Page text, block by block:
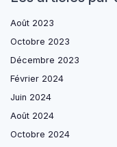
Août 2023
Octobre 2023
Décembre 2023
Février 2024
Juin 2024
Août 2024
Octobre 2024